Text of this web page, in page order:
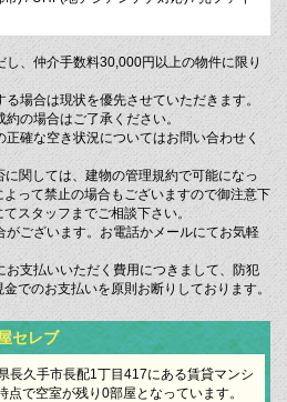
、仲介手数料30,000円以上の物件に限り
場合は現状を優先させていただきます。
の場合はご了承ください。
確な空き状況についてはお問い合わせく
関しては、建物の管理規約で可能になっ
って禁止の場合もございますので御注意下
スタッフまでご相談下さい。
ございます。お電話かメールにてお気軽
支払いいただく費用につきまして、防犯
でのお支払いを原則お断りしております。
セレブ
長久手市長配1丁目417にある賃貸マンシ
で空室が残り0部屋となっています。